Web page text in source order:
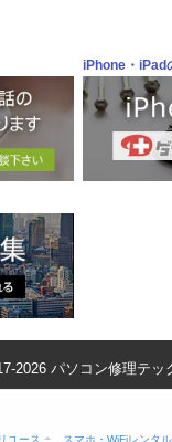
iPhone・iPad
2026 パソコン修理テッ